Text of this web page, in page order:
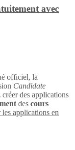
avec
officiel, la
Candidate
des applications
des cours
applications en